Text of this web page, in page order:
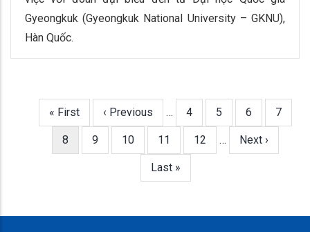
Gyeongkuk (Gyeongkuk National University – GKNU),
Hàn Quốc.
Pagination
First
« First
Trang
trước
‹ Previous … Trang
4 Trang
5 Trang
6 Trang
7
Trang
8 Trang
9 Trang
10 Trang
11 Trang
12 …
Next
Next ›
Last
Last »